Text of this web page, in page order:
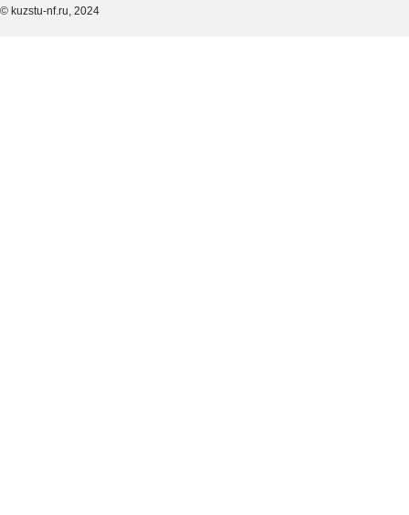
© kuzstu-nf.ru, 2024